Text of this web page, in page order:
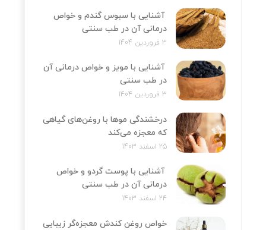
آشنایی با سبوس گندم و خواص
درمانی آن در طب سنتی
3 فروردین 1404
آشنایی با مویز و خواص درمانی آن
در طب سنتی
3 فروردین 1404
درخشندگی موها با روغن‌های گیاهی
که معجزه می‌کند
25 اسفند 1403
آشنایی با پوست گردو و خواص
درمانی آن در طب سنتی
24 اسفند 1403
خواص روغن کندش معجزه‌‌گر زیبایی